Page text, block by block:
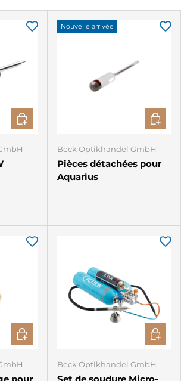
AJOUTER AU PANIER
Nouvelle arrivée
Beck Optikhandel GmbH
Pièces détachées pour
Aquarius
CHOISIR LES OPTIONS
Beck Optikhandel GmbH